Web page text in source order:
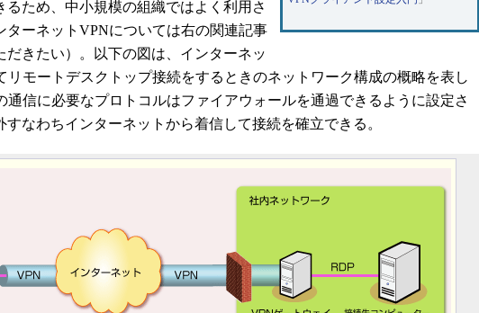
るため、中小規模の組織ではよく利用さ
ターネットVPNについては右の関連記事
だきたい）。以下の図は、インターネッ
リモートデスクトップ接続をするときのネットワーク構成の概略を表し
通信に必要なプロトコルはファイアウォールを通過できるように設定さ
すなわちインターネットから着信して接続を確立できる。